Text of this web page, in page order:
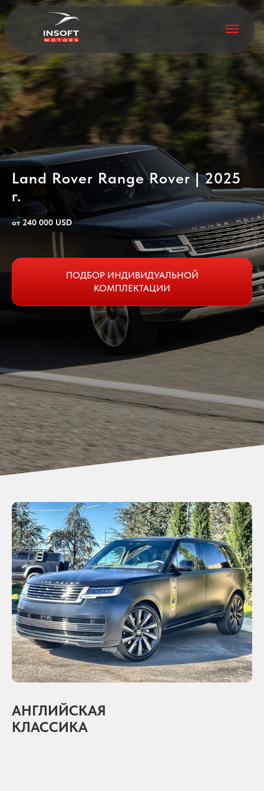
Land Rover Range Rover | 2025
г.
от 240 000 USD
ПОДБОР ИНДИВИДУАЛЬНОЙ
КОМПЛЕКТАЦИИ
АНГЛИЙСКАЯ
КЛАССИКА